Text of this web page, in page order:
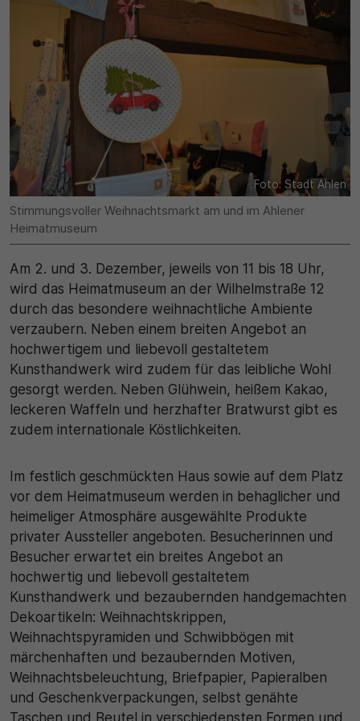
Foto: Stadt Ahlen
Stimmungsvoller Weihnachtsmarkt am und im Ahlener
Heimatmuseum
Am 2. und 3. Dezember, jeweils von 11 bis 18 Uhr,
wird das Heimatmuseum an der Wilhelmstraße 12
durch das besondere weihnachtliche Ambiente
verzaubern. Neben einem breiten Angebot an
hochwertigem und liebevoll gestaltetem
Kunsthandwerk wird zudem für das leibliche Wohl
gesorgt werden. Neben Glühwein, heißem Kakao,
leckeren Waffeln und herzhafter Bratwurst gibt es
zudem internationale Köstlichkeiten.
Im festlich geschmückten Haus sowie auf dem Platz
vor dem Heimatmuseum werden in behaglicher und
heimeliger Atmosphäre ausgewählte Produkte
privater Aussteller angeboten. Besucherinnen und
Besucher erwartet ein breites Angebot an
hochwertig und liebevoll gestaltetem
Kunsthandwerk und bezaubernden handgemachten
Dekoartikeln: Weihnachtskrippen,
Weihnachtspyramiden und Schwibbögen mit
märchenhaften und bezaubernden Motiven,
Weihnachtsbeleuchtung, Briefpapier, Papieralben
und Geschenkverpackungen, selbst genähte
Taschen und Beutel in verschiedensten Formen und
Name
SgCookieOptin.lastPreferences
Anbieter
Cookie Consent / Ahlen
Laufzeit
1 Jahr
Zweck
Dieser Wert speichert Ihre Consent-Einstellungen.
Unter anderem eine zufällig generierte ID, für die
historische Speicherung Ihrer vorgenommen
eingestellt hat.
Matomo
Laufzeit
1 Jahr
Zweck
Wird für statistische Zwecke verwendet, um Details
wie die eindeutige Besucher-ID zu speichern.
Name
Anbieter
Matomo
Laufzeit
30 Minuten
Zweck
vorübergehende Daten des Besuchs zu speichern.